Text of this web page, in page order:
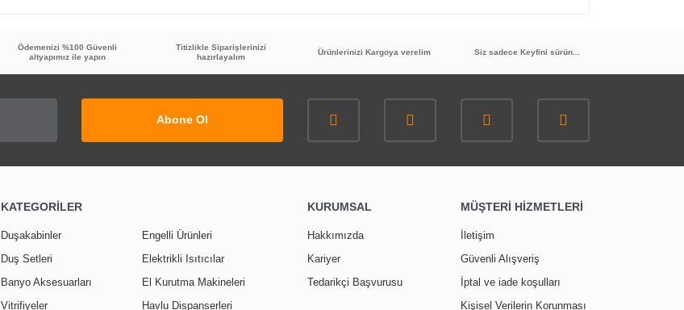
Ödemenizi %100 Güvenli
altyapımız ile yapın
Titizlikle Siparişlerinizi
hazırlayalım
Ürünlerinizi Kargoya verelim Siz sadece Keyfini sürün...
Abone Ol
KATEGORİLER
Duşakabinler
Duş Setleri
Banyo Aksesuarları
Vitrifiyeler
Engelli Ürünleri
Elektrikli Isıtıcılar
El Kurutma Makineleri
Havlu Dispanserleri
KURUMSAL
Hakkımızda
Kariyer
Tedarikçi Başvurusu
MÜŞTERİ HİZMETLERİ
İletişim
Güvenli Alışveriş
İptal ve iade koşulları
Kişisel Verilerin Korunması